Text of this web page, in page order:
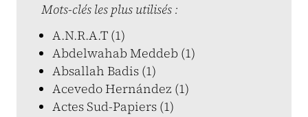
Mots-clés les plus utilisés :
A.N.R.A.T (1)
Abdelwahab Meddeb (1)
Absallah Badis (1)
Acevedo Hernández (1)
Actes Sud-Papiers (1)